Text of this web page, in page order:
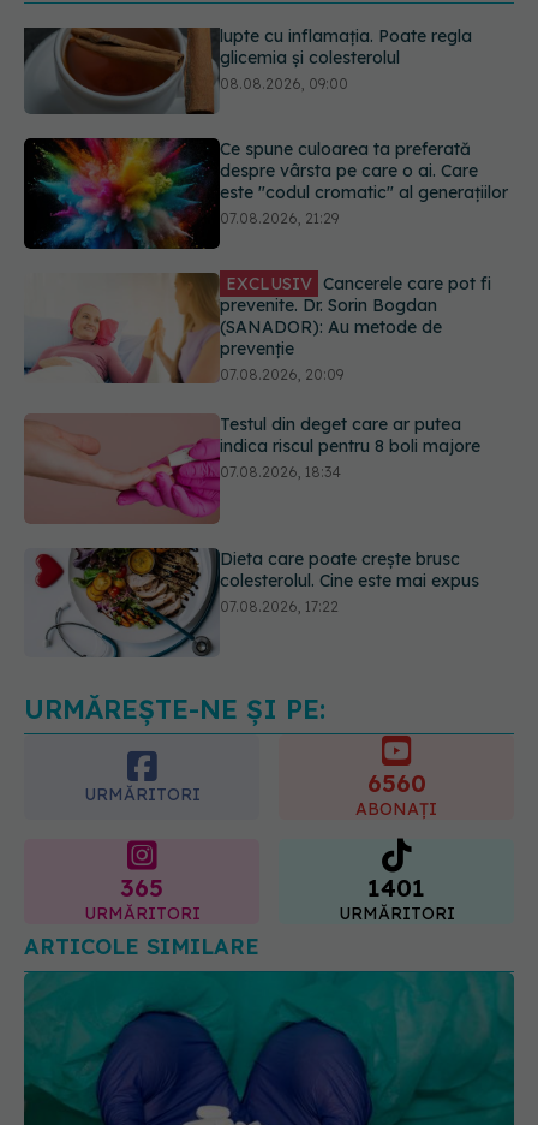
Ce spune culoarea ta preferată
despre vârsta pe care o ai. Care
EXCLUSIV Cancerele care pot fi
prevenite. Dr. Sorin Bogdan
07.08.2026, 20:09
Testul din deget care ar putea
indica riscul pentru 8 boli majore
07.08.2026, 18:34
Dieta care poate crește brusc
Ceaiul care ajută organismul să
URMĂREȘTE-NE ȘI PE:
URMĂRITORI 6560
ABONAȚI
365
URMĂRITORI
1401
URMĂRITORI
ARTICOLE SIMILARE